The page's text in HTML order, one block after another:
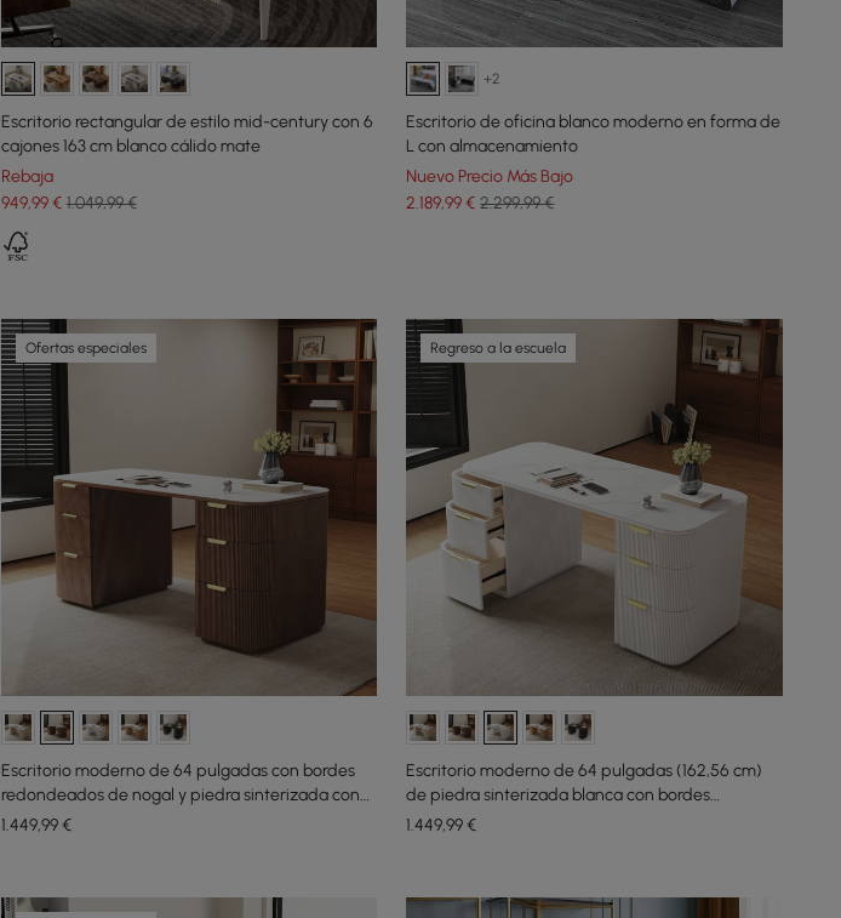
Escritorio rectangular de estilo mid-century con 6
cajones 163 cm blanco cálido mate
Rebaja
949,99€ 1.049,99 €
+2
Escritorio de oficina blanco moderno en forma de
L con almacenamiento
Nuevo Precio Más Bajo
2.189,99€ 2.299,99 €
Ofertas especiales
Escritorio moderno de 64 pulgadas con bordes
redondeados de nogal y piedra sinterizada con
almacenamiento doble
1.449,99€
Regreso a la escuela
Escritorio moderno de 64 pulgadas (162,56 cm)
de piedra sinterizada blanca con bordes
redondeados y doble almacenamiento
1.449,99€